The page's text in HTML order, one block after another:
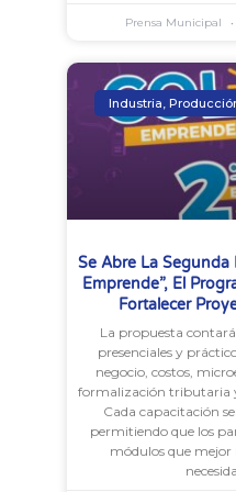
Prensa Municipal
Industria,
Se Abre La Segunda
Emprende”, El
Fortalecer
La propuesta
presenciales y
negocio, costos,
formalización tributaria
Cada capacitación
permitiendo que los
módulos que mejor